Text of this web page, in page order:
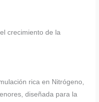
crecimiento de la
rica en Nitrógeno,
diseñada para la